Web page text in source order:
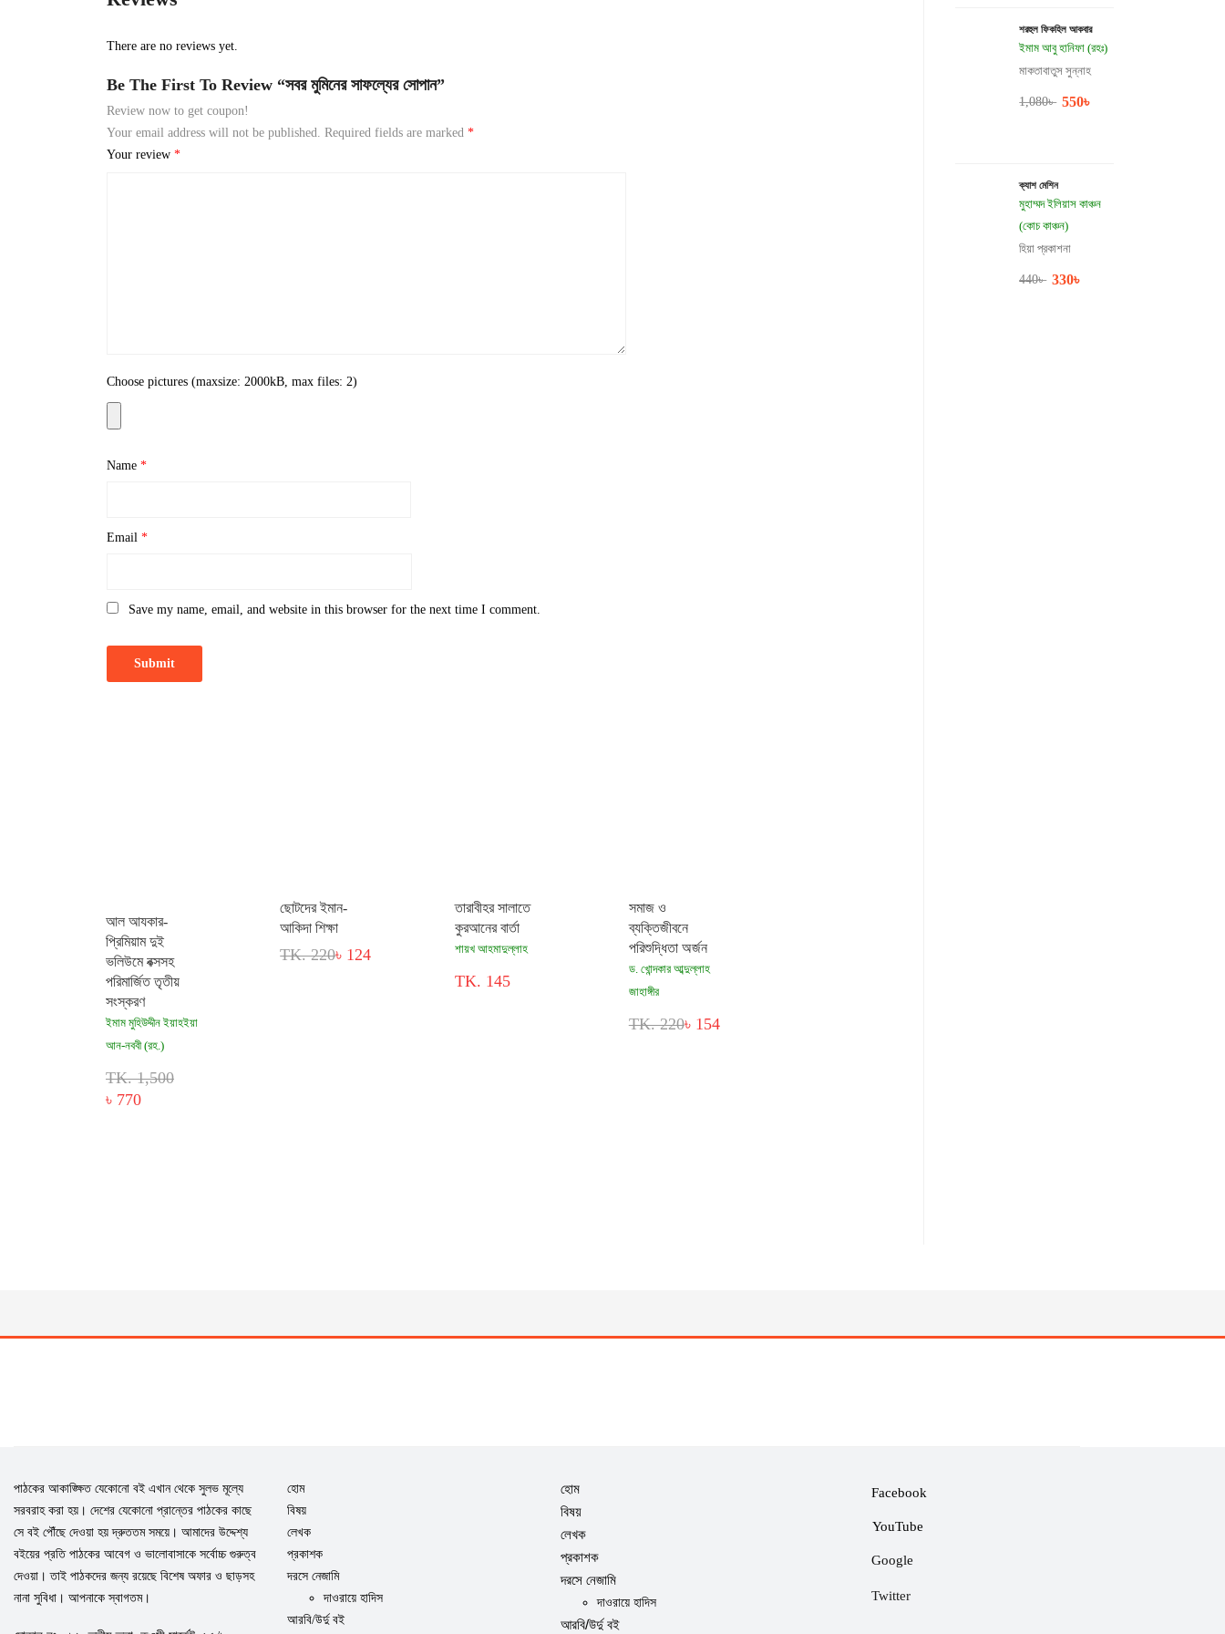
শরহুল ফিকহিল আকবার
ইমাম আবু হানিফা (রহঃ)
মাকতাবাতুস সুন্নাহ
1,080৳ 550৳
ক্যাশ মেশিন
মুহাম্মদ ইলিয়াস কাঞ্চন
(কোচ কাঞ্চন)
হিয়া প্রকাশনা
440৳ 330৳
There are no reviews yet.
Be The First To Review “সবর মুমিনের সাফল্যের সোপান”
Review now to get coupon!
Your email address will not be published.
Required fields are marked*
Your review*
Choose pictures (maxsize: 2000kB, max files: 2)
Name*
Email*
Save my name, email, and website in this browser for the next time I comment.
আল আযকার-
প্রিমিয়াম দুই
ভলিউমে বক্সসহ
পরিমার্জিত তৃতীয়
সংস্করণ
ইমাম মুহিউদ্দীন ইয়াহইয়া
আন-নববী (রহ.)
TK. 1,500
৳ 770
ছোটদের ইমান-
আকিদা শিক্ষা
TK. 220৳ 124
তারাবীহর সালাতে
কুরআনের বার্তা
শায়খ আহমাদুল্লাহ
TK. 145
সমাজ ও
ব্যক্তিজীবনে
পরিশুদ্ধিতা অর্জন
ড. খোন্দকার আব্দুল্লাহ
জাহাঙ্গীর
TK. 220৳ 154
পাঠকের আকাঙ্ক্ষিত যেকোনো বই এখান থেকে সুলভ মূল্যে
সরবরাহ করা হয়। দেশের যেকোনো প্রান্তের পাঠকের কাছে
সে বই পৌঁছে দেওয়া হয় দ্রুততম সময়ে। আমাদের উদ্দেশ্য
বইয়ের প্রতি পাঠকের আবেগ ও ভালোবাসাকে সর্বোচ্চ গুরুত্ব
দেওয়া। তাই পাঠকদের জন্য রয়েছে বিশেষ অফার ও ছাড়সহ
নানা সুবিধা। আপনাকে স্বাগতম।
হোম
বিষয়
লেখক
প্রকাশক
দরসে নেজামি
দাওরায়ে হাদিস
আরবি/উর্দু বই
হোম
বিষয়
লেখক
প্রকাশক
দরসে নেজামি
দাওরায়ে হাদিস
আরবি/উর্দু বই
Facebook
YouTube
Google
Twitter